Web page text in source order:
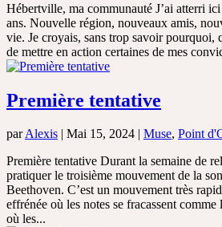
Hébertville, ma communauté J’ai atterri
ans. Nouvelle région, nouveaux amis,
vie. Je croyais, sans trop savoir pourquoi,
de mettre en action certaines de mes
Première tentative
parAlexis | Mai 15, 2024 | Muse, Point
Première tentative Durant la semaine de
pratiquer le troisième mouvement de la
Beethoven. C’est un mouvement très
effrénée où les notes se fracassent comme
où les...